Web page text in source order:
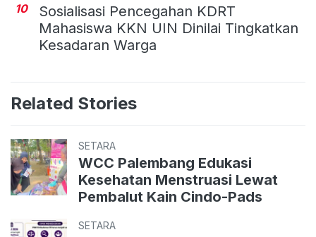
10
Sosialisasi Pencegahan KDRT
Mahasiswa KKN UIN Dinilai Tingkatkan
Kesadaran Warga
Related Stories
SETARA
WCC Palembang Edukasi
Kesehatan Menstruasi Lewat
Pembalut Kain Cindo-Pads
SETARA